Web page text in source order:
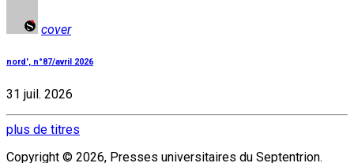
cover
nord', n°87/avril 2026
31 juil. 2026
plus de titres
Copyright © 2026, Presses universitaires du Septentrion.